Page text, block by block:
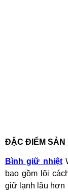
ĐẶC ĐIỂM SẢN
Bình giữ nhiệt
bao gồm lõi
giữ lạnh lâu hơn